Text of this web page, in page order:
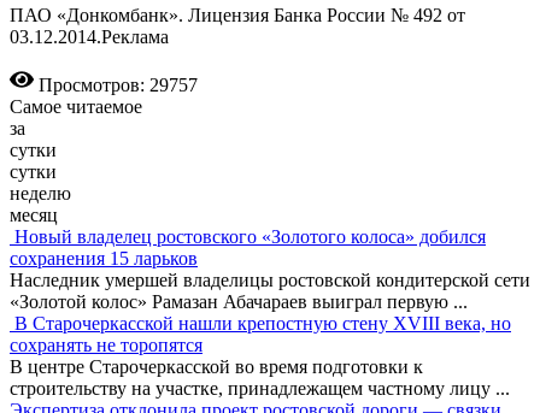
ПАО «Донкомбанк». Лицензия Банка России № 492 от
03.12.2014.Реклама
Просмотров: 29757
Самое читаемое
за
сутки
сутки
неделю
месяц
Новый владелец ростовского «Золотого колоса» добился
сохранения 15 ларьков
Наследник умершей владелицы ростовской кондитерской сети
«Золотой колос» Рамазан Абачараев выиграл первую ...
В Старочеркасской нашли крепостную стену XVIII века, но
сохранять не торопятся
В центре Старочеркасской во время подготовки к
строительству на участке, принадлежащем частному лицу ...